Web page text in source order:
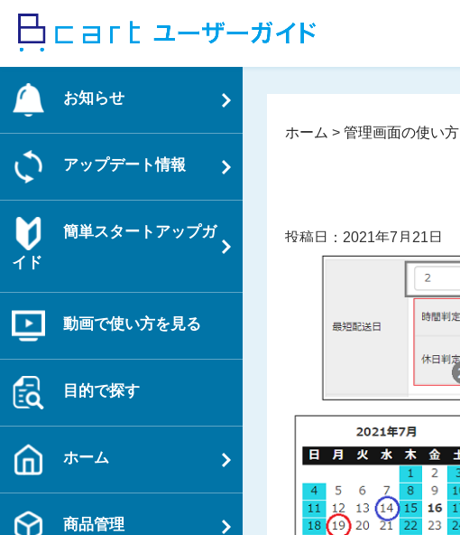
ッ
お知らせ
アップデート情報
簡単スタートアップガ
イド
動画で使い方を見る
目的で探す
ホーム
商品管理
ホーム >管理画面の使い方
投稿日：2021年7月21日